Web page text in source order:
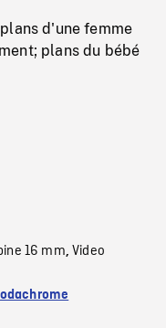
d'une femme
plans du bébé
16 mm,Video